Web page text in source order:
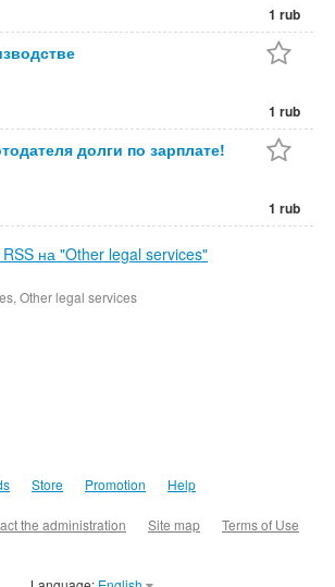
1 rub
1 rub
долги по зарплате!
1 rub
на "Other legal services"
Other legal services
Store Promotion Help
the administration Site map Terms of Use